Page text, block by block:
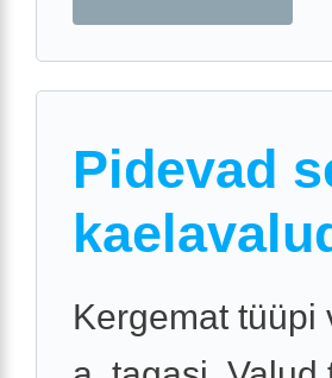
Pidevad
Kergemat tüüpi